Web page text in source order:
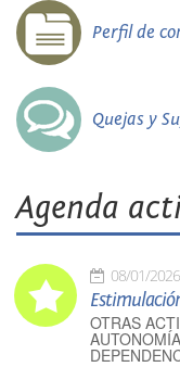
Perfil de
Quejas y
Agenda
08/01/2026
OTRAS